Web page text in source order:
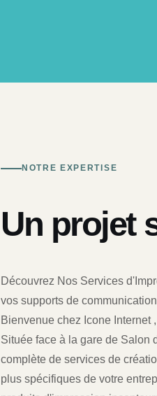
NOTRE EXPERTISE
Un projet
Découvrez Nos Services
vos supports de
Bienvenue chez Icone Internet
Située face à la gare de Salon
complète de services de
plus spécifiques de votre